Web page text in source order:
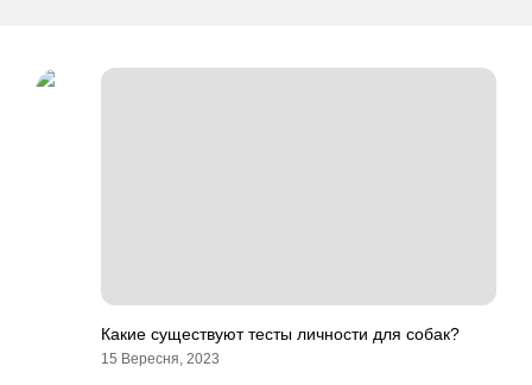
Какие существуют тесты личности для собак?
15 Вересня, 2023